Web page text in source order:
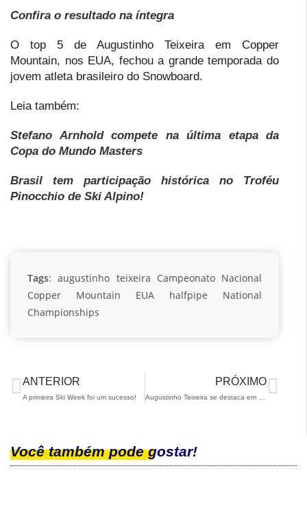
Confira o resultado na íntegra
O top 5 de Augustinho Teixeira em Copper
Mountain, nos EUA, fechou a grande temporada do
jovem atleta brasileiro do Snowboard.
Leia também:
Stefano Arnhold compete na última etapa da
Copa do Mundo Masters
Brasil tem participação histórica no Troféu
Pinocchio de Ski Alpino!
Tags:augustinho teixeira Campeonato Nacional
Copper Mountain
EUA halfpipe
National
Championships
ANTERIOR
A primeira Ski Week foi um sucesso!
PRÓXIMO
Você também pode gostar!